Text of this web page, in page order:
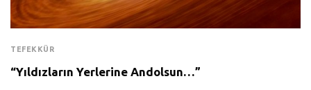
TEFEKKÜR
“Yıldızların Yerlerine Andolsun…”